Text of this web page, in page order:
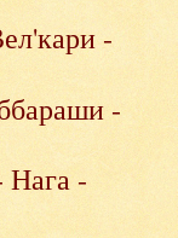
-
-
Нага -